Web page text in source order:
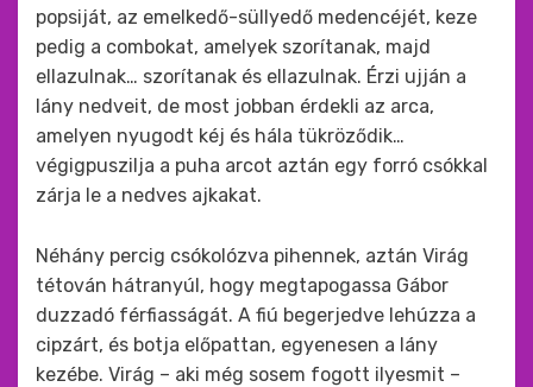
popsiját, az emelkedő-süllyedő medencéjét, keze
pedig a combokat, amelyek szorítanak, majd
ellazulnak… szorítanak és ellazulnak. Érzi ujján a
lány nedveit, de most jobban érdekli az arca,
amelyen nyugodt kéj és hála tükröződik…
végigpuszilja a puha arcot aztán egy forró csókkal
zárja le a nedves ajkakat.
Néhány percig csókolózva pihennek, aztán Virág
tétován hátranyúl, hogy megtapogassa Gábor
duzzadó férfiasságát. A fiú begerjedve lehúzza a
cipzárt, és botja előpattan, egyenesen a lány
kezébe. Virág – aki még sosem fogott ilyesmit –